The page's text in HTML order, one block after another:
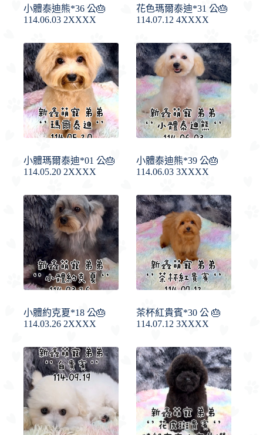
小體泰迪熊*36 公🎂
114.06.03 2XXXX
花色瑪爾泰迪*31 公🎂
114.07.12 4XXXX
小體瑪爾泰迪*01 公🎂
114.05.20 2XXXX
小體泰迪熊*39 公🎂
114.06.03 3XXXX
小體約克夏*18 公🎂
114.03.26 2XXXX
茶杯紅貴賓*30 公 🎂
114.07.12 3XXXX